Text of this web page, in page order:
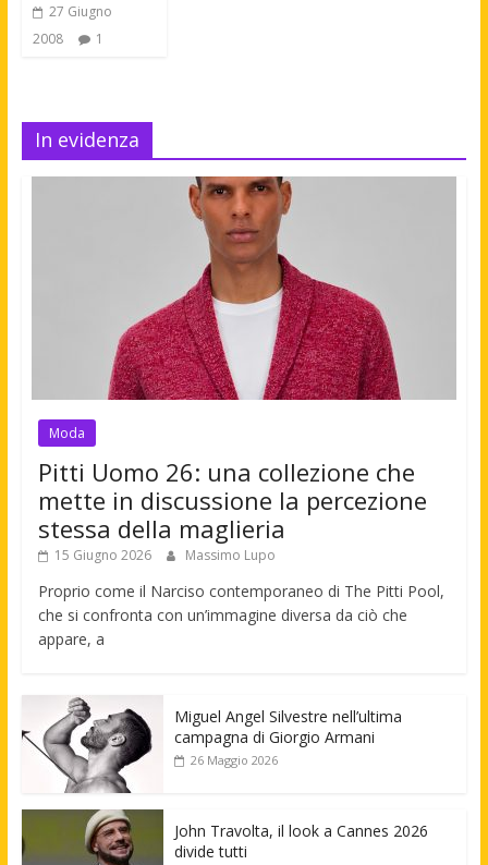
27 Giugno
2008
1
In evidenza
Moda
Pitti Uomo 26: una collezione che
mette in discussione la percezione
stessa della maglieria
15 Giugno 2026 Massimo Lupo
Proprio come il Narciso contemporaneo di The Pitti Pool,
che si confronta con un’immagine diversa da ciò che
appare, a
Miguel Angel Silvestre nell’ultima
campagna di Giorgio Armani
26 Maggio 2026
John Travolta, il look a Cannes 2026
divide tutti